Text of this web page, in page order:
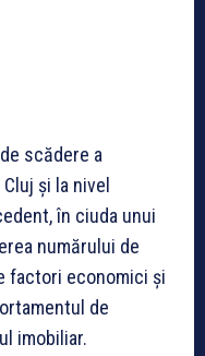
scădere a
și la nivel
în ciuda unui
numărului de
factori economici și
de
imobiliar.